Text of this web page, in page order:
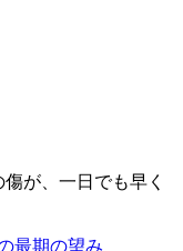
が、一日でも早く